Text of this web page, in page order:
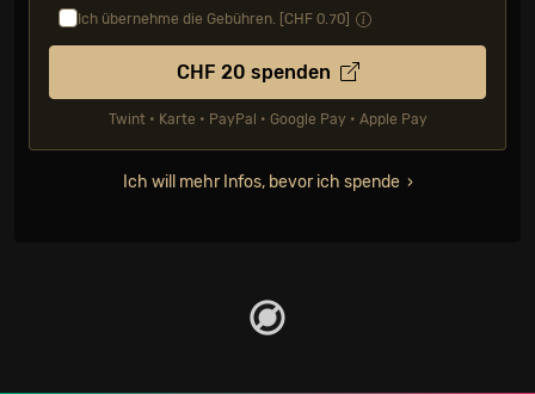
Ich übernehme die Gebühren. [CHF 0.70
CHF 20 spenden
Twint • Karte • PayPal • Google Pay • Apple Pay
Ich will mehr Infos, bevor ich spende